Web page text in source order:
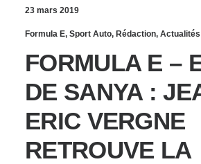
23 mars 2019
Formula E, Sport Auto, Rédaction,
FORMULA E –
DE SANYA :
ERIC VERGNE
RETROUVE LA